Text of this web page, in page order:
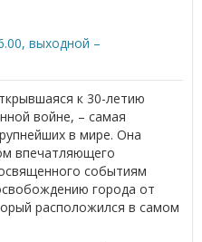
выходной –
к 30-летию
войне, – самая
в мире. Она
впечатляющего
событиям
города от
расположился в самом